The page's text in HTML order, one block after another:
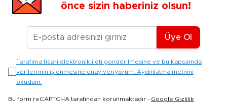
önce sizin haberiniz olsun!
E-posta Adresiniz
Üye Ol
Tarafıma ticari elektronik ileti gönderilmesine ve bu kapsamda
verilerimin işlenmesine onay veriyorum. Aydınlatma metnini
okudum.
Bu form reCAPTCHA tarafından korunmaktadır - Google Gizlilik